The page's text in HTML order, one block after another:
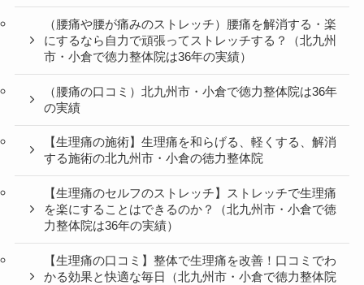
（腰痛や腰が痛みのストレッチ）腰痛を解消する・楽
にするなら自力で頑張ってストレッチする？（北九州
市・小倉で徳力整体院は36年の実績）
（腰痛の口コミ）北九州市・小倉で徳力整体院は36年
の実績
【生理痛の施術】生理痛を和らげる、軽くする、解消
する施術の北九州市・小倉の徳力整体院
【生理痛のセルフのストレッチ】ストレッチで生理痛
を楽にすることはできるのか？（北九州市・小倉で徳
力整体院は36年の実績）
【生理痛の口コミ】整体で生理痛を改善！口コミでわ
かる効果と快適な毎日（北九州市・小倉で徳力整体院